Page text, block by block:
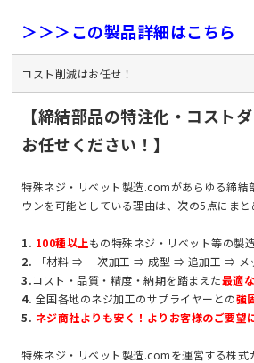
＞＞＞この製品詳細はこちら
コスト削減はお任せ！
【締結部品の特注化・コスト
お任せください！】
特殊ネジ・リベット製造.comがあらゆる締結
ウンを可能としている理由は、次の5点にまと
1. 100種以上もの特殊ネジ・リベット等の製
2. 「材料 ⇒ 一次加工 ⇒ 成型 ⇒ 追加工 ⇒ メ
3.コスト・品質・精度・納期を踏まえた最適
4. 全国各地のネジ加工のサプライヤーとの強
5. ネジ商社よりも安く！よりお客様のご要望
特殊ネジ・リベット製造.comを運営する株式